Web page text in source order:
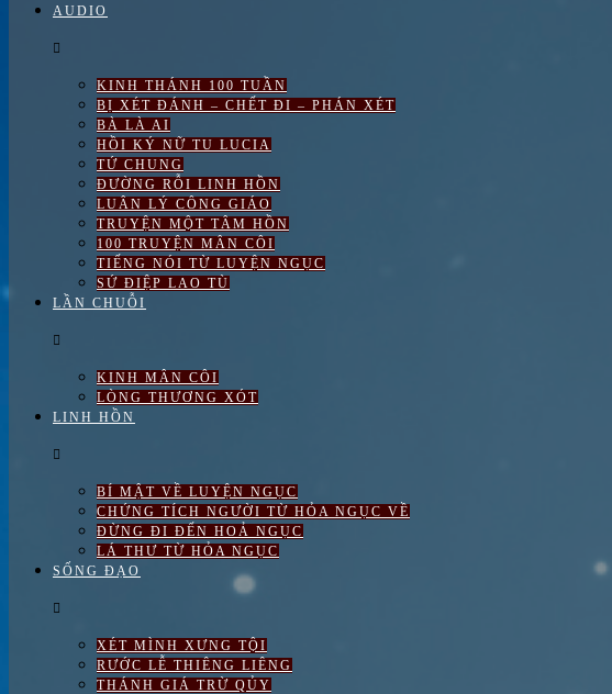
AUDIO
KINH THÁNH 100 TUẦN
BỊ XÉT ĐÁNH – CHẾT ĐI – PHÁN XÉT
BÀ LÀ AI
HỒI KÝ NỮ TU LUCIA
TỨ CHUNG
ĐƯỜNG RỖI LINH HỒN
LUÂN LÝ CÔNG GIÁO
TRUYỆN MỘT TÂM HỒN
100 TRUYỆN MÂN CÔI
TIẾNG NÓI TỪ LUYỆN NGỤC
SỨ ĐIỆP LAO TÙ
LẦN CHUỖI
KINH MÂN CÔI
LÒNG THƯƠNG XÓT
LINH HỒN
BÍ MẬT VỀ LUYỆN NGỤC
CHỨNG TÍCH NGƯỜI TỪ HỎA NGỤC VỀ
ĐỪNG ĐI ĐẾN HOẢ NGỤC
LÁ THƯ TỪ HỎA NGỤC
SỐNG ĐẠO
XÉT MÌNH XƯNG TỘI
RƯỚC LỄ THIÊNG LIÊNG
THÁNH GIÁ TRỪ QỦY